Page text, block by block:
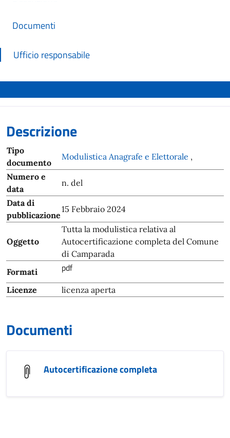
Documenti
Ufficio responsabile
Descrizione
Tipo
documento
Modulistica Anagrafe e Elettorale ,
Numero e
data
n. del
Data di
pubblicazione
15 Febbraio 2024
Oggetto
Tutta la modulistica relativa al
Autocertificazione completa del Comune
di Camparada
Formati
pdf
Licenze licenza aperta
Documenti
Autocertificazione completa